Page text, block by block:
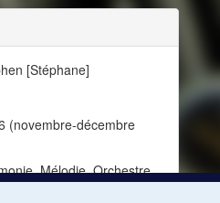
[Stéphane]
(novembre-décembre
Mélodie, Orchestre,